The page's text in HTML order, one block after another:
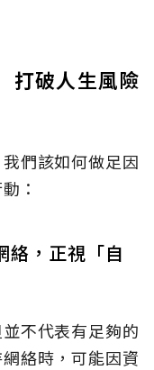
打破人生風險
們該如何做足因
：
絡，正視「自
不代表有足夠的
絡時，可能因資